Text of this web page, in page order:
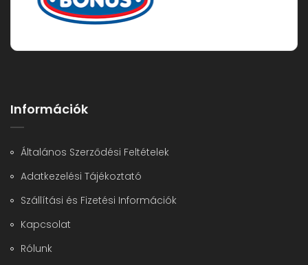
Információk
Általános Szerződési Feltételek
Adatkezelési Tájékoztató
Szállítási és Fizetési Információk
Kapcsolat
Rólunk